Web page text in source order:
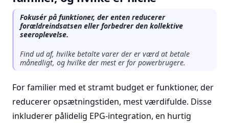
Fokusér på funktioner, der enten reducerer
forældreindsatsen eller forbedrer den kollektive
seeroplevelse.
Find ud af, hvilke betalte varer der er værd at betale
månedligt, og hvilke der mest er for powerbrugere.
For familier med et stramt budget er funktioner, der
reducerer opsætningstiden, mest værdifulde. Disse
inkluderer pålidelig EPG-integration, en hurtig